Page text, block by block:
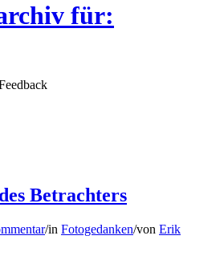
für:
Betrachters
/in Fotogedanken/von Erik